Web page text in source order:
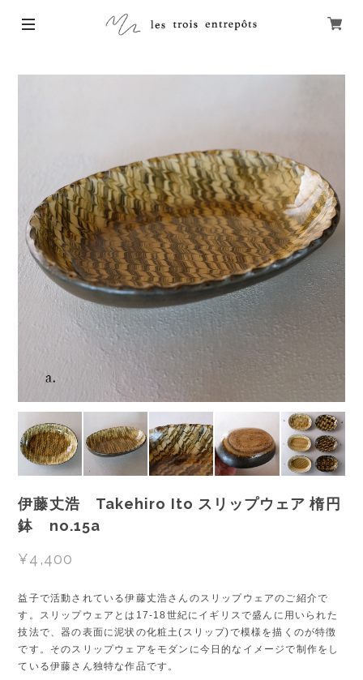
伊藤丈浩 Takehiro Ito スリップウェア 楕円
鉢 no.15a
¥4,400
益子で活動されている伊藤丈浩さんのスリップウェアのご紹介で
す。スリップウェアとは17-18世紀にイギリスで盛んに用いられた
技法で、器の表面に泥状の化粧土(スリップ)で模様を描くのが特徴
です。そのスリップウェアをモダンに今日的なイメージで制作をし
ている伊藤さん独特な作品です。